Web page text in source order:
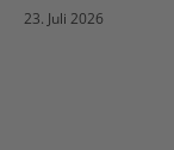
23. Juli 2026